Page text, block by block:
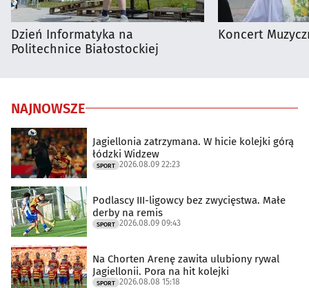
Dzień Informatyka na
Politechnice Białostockiej
Koncert
NAJNOWSZE
Jagiellonia zatrzymana. W hicie kolejki górą
łódzki Widzew
SPORT 2026.08.09 22:23
Podlascy III-ligowcy bez zwycięstwa. Małe
derby na remis
SPORT 2026.08.09 09:43
Na Chorten Arenę zawita ulubiony rywal
Jagiellonii. Pora na hit kolejki
SPORT 2026.08.08 15:18